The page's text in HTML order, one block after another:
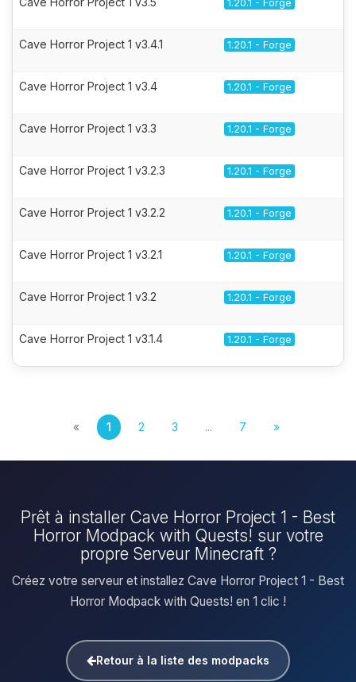
1.20.1 - Forge
Cave Horror Project 1 v3.4.1 1.20.1 - Forge
Cave Horror Project 1 v3.4 1.20.1 - Forge
Cave Horror Project 1 v3.3 1.20.1 - Forge
Cave Horror Project 1 v3.2.3 1.20.1 - Forge
Cave Horror Project 1 v3.2.2 1.20.1 - Forge
Cave Horror Project 1 v3.2.1 1.20.1 - Forge
Cave Horror Project 1 v3.2 1.20.1 - Forge
Cave Horror Project 1 v3.1.4 1.20.1 - Forge
« 1 2 3 ... 7 »
Prêt à installer Cave Horror Project 1 - Best
Horror Modpack with Quests! sur votre
propre Serveur Minecraft ?
Créez votre serveur et installez Cave Horror Project 1 - Best
Horror Modpack with Quests! en 1 clic !
Retour à la liste des modpacks